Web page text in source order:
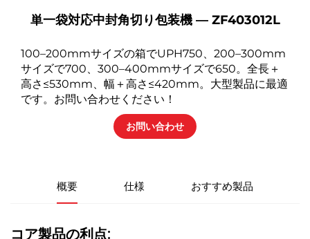
単一袋対応中封角切り包装機 ― ZF403012L
100–200mmサイズの箱でUPH750、200–300mm
サイズで700、300–400mmサイズで650。全長＋
高さ≤530mm、幅＋高さ≤420mm。大型製品に最適
です。お問い合わせください！
お問い合わせ
概要 仕様 おすすめ製品
コア製品の利点: